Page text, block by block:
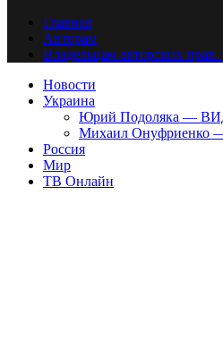
Главная
Авторам
Владельцам авторских прав.
Новости
Украина
Юрий Подоляка —
Михаил Онуфриенко
Россия
Мир
ТВ Онлайн